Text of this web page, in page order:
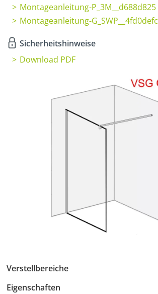
Montageanleitung-P_3M__d688d825
Montageanleitung-G_SWP__4fd0defc
Sicherheitshinweise
Download PDF
Verstellbereiche
Eigenschaften